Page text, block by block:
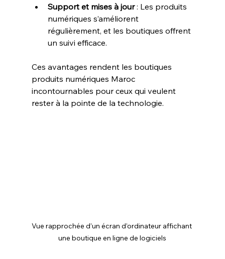
Support et mises à jour : Les produits
numériques s’améliorent
régulièrement, et les boutiques offrent
un suivi efficace.
Ces avantages rendent les boutiques
produits numériques Maroc
incontournables pour ceux qui veulent
rester à la pointe de la technologie.
Vue rapprochée d’un écran d’ordinateur affichant
une boutique en ligne de logiciels